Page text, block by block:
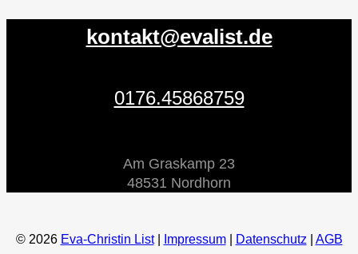
kontakt@evalist.de
0176.45868759
Am Graskamp 23
48531 Nordhorn
© 2026 Eva-Christin List| Impressum| Datenschutz AGB